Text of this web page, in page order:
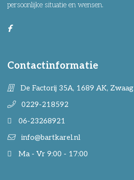
persoonlijke situatie en wensen.
Contactinformatie
De Factorij 35A, 1689 AK, Zwaag
0229-218592
06-23268921
info@bartkarel.nl
Ma - Vr 9:00 - 17:00